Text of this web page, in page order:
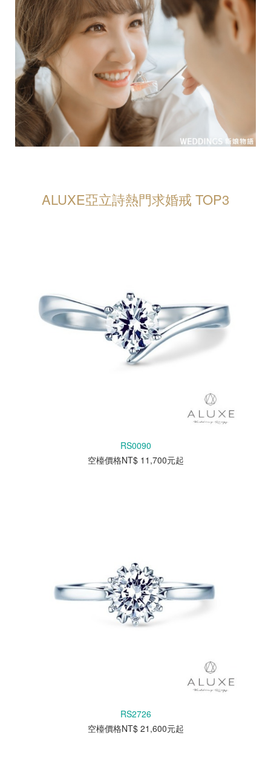
ALUXE亞立詩熱門求婚戒 TOP3
RS0090
空檯價格NT$ 11,700元起
RS2726
空檯價格NT$ 21,600元起